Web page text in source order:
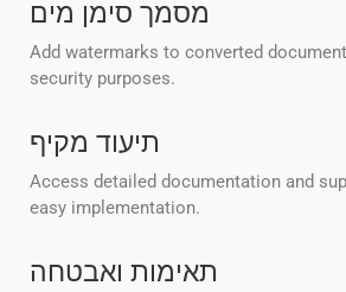
מסמך סימן מים
Add watermarks to converted
security purposes.
תיעוד מקיף
Access detailed documentation and
easy implementation.
תאימות ואבטחה